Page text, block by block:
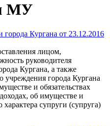
МУ
Кургана от 23.12.2016
лицом,
руководителя
Кургана, а также
учреждения города Кургана
и обязательствах
об имуществе и
характера супруги (супруга)